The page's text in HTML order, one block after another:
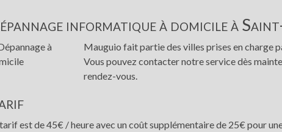
informatique à domicile à
Mauguio fait partie des villes prises en charge
Vous pouvez contacter notre service dès
rendez-vous.
est de 45€ / heure avec un coût supplémentaire de 25€ pour